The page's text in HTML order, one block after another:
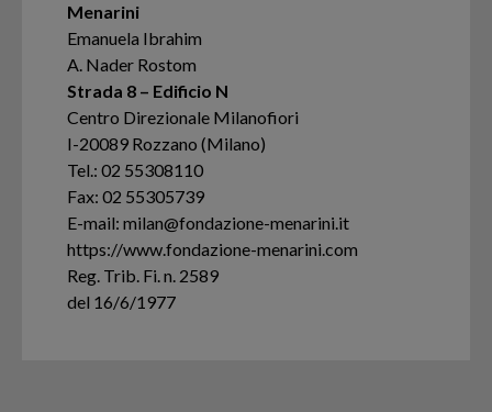
Menarini
Emanuela Ibrahim
A. Nader Rostom
Strada 8 – Edificio N
Centro Direzionale Milanofiori
I-20089 Rozzano (Milano)
Tel.: 02 55308110
Fax: 02 55305739
E-mail: milan@fondazione-menarini.it
https://www.fondazione-menarini.com
Reg. Trib. Fi. n. 2589
del 16/6/1977